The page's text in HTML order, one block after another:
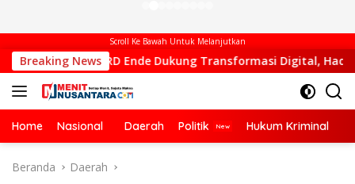
Scroll Ke Bawah Untuk Melanjutkan
Breaking News
Dukung Transformasi Digital, Hadiri Peluncuran ELiA dan
Home Nasional Daerah Politik Hukum Kriminal
Beranda Daerah